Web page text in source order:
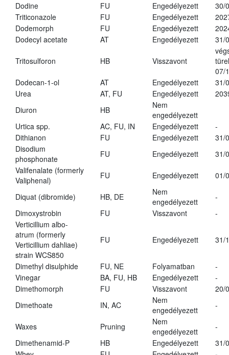
Dodine
FU Engedélyezett
30/
Triticonazole
FU Engedélyezett
Dodemorph
FU Engedélyezett
Dodecyl acetate
AT Engedélyezett 31/
Tritosulforon HB Visszavont
07/
Dodecan-1-ol
AT Engedélyezett
31/
Urea
AT, FU Engedélyezett
Diuron
HB
Nem
engedélyezett
Urtica spp.
AC, FU, IN Engedélyezett
-
Dithianon
FU Engedélyezett
31/
Disodium
phosphonate
FU Engedélyezett
31/
Valifenalate (formerly
Valiphenal)
FU Engedélyezett 01/
Diquat (dibromide) HB, DE
Nem
engedélyezett
-
Dimoxystrobin
FU Visszavont
-
Verticillium albo-
atrum (formerly
Verticillium dahliae)
strain WCS850
FU Engedélyezett 31/
Dimethyl disulphide FU, NE Folyamatban
-
Vinegar
BA, FU, HB Engedélyezett
-
Dimethomorph
FU Visszavont
20/
Dimethoate
IN, AC
Nem
engedélyezett
-
Waxes Pruning
Nem
engedélyezett
-
Dimethenamid-P
HB Engedélyezett
31/